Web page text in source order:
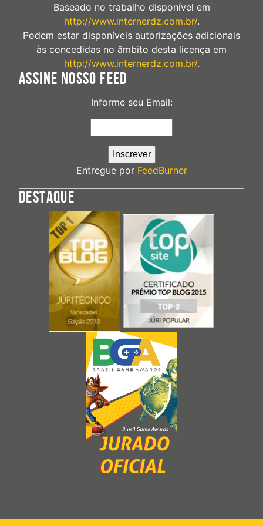
Baseado no trabalho disponível em
http://www.internerdz.com.br/.
Podem estar disponíveis autorizações adicionais
às concedidas no âmbito desta licença em
http://www.internerdz.com.br/.
ASSINE NOSSO FEED
Informe seu Email:
Entregue por FeedBurner
DESTAQUE